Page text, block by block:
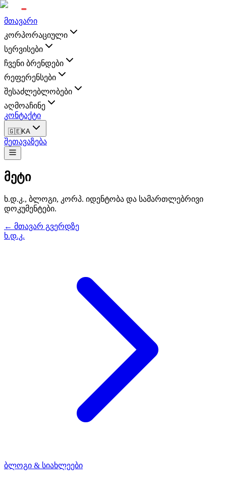
მთავარი
კორპორაციული
სერვისები
ჩვენი ბრენდები
რეფერენსები
შესაძლებლობები
აღმოაჩინე
კონტაქტი
🇬🇪KA
შეთავაზება
მეტი
ხ.დ.კ., ბლოგი, კორპ. იდენტობა და სამართლებრივი
დოკუმენტები.
← მთავარ გვერდზე
ხ.დ.კ.
ბლოგი & სიახლეები